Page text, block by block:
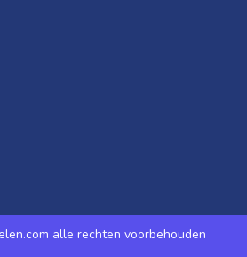
alle rechten voorbehouden